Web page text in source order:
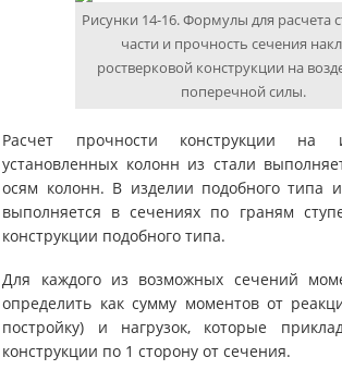
Рисунки 14-16. Формулы для расчета
части и прочность сечения
ростверковой конструкции на
поперечной силы.
Расчет прочности конструкции на
установленных колонн из стали
осям колонн. В изделии подобного типа
выполняется в сечениях по граням
конструкции подобного типа.
Для каждого из возможных сечений
определить как сумму моментов от
постройку) и нагрузок, которые
конструкции по 1 сторону от сечения.